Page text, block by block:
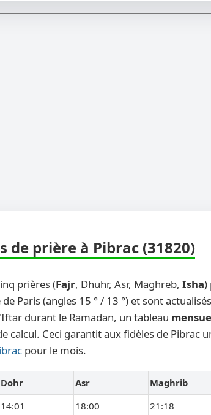
prière à Pibrac (31820)
prières (Fajr, Dhuhr, Asr, Maghreb, Isha)
Paris (angles 15 ° / 13 °) et sont
durant le Ramadan, un tableau
Ceci garantit aux fidèles de Pibrac
pour le mois.
Dohr Asr Maghrib
14:01 18:00 21:18